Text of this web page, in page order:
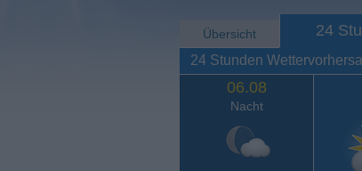
Übersicht 24
24 Stunden
06.08
Nacht